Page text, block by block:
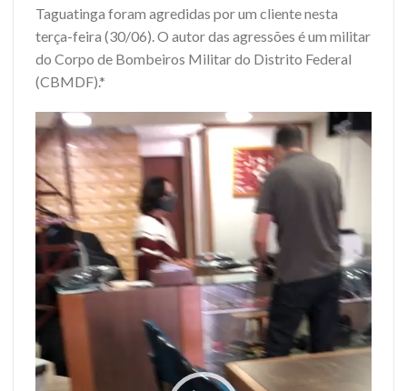
Taguatinga foram agredidas por um cliente nesta
terça-feira (30/06). O autor das agressões é um militar
do Corpo de Bombeiros Militar do Distrito Federal
(CBMDF).*
Tocador
de
vídeo